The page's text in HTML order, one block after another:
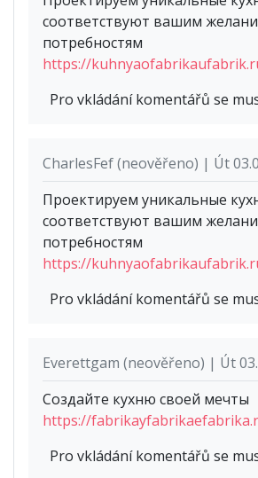
соответствуют вашим
потребностям
https://
Pro vkládání komentářů se
CharlesFef (neověřeno) | Út
Проектируем уникальные
соответствуют вашим
потребностям
https://
Pro vkládání komentářů se
Everettgam (neověřeno) | Út
Создайте кухню своей мечты
https://
Pro vkládání komentářů se